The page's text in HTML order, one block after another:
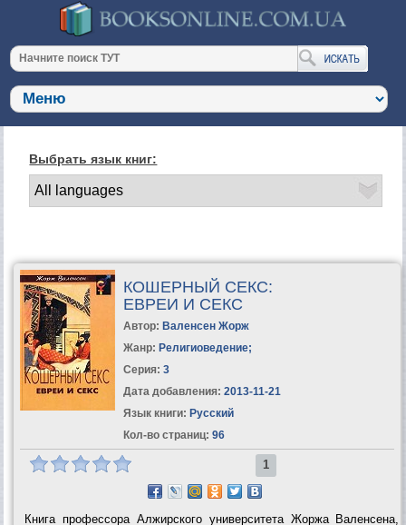
Выбрать язык книг:
КОШЕРНЫЙ СЕКС:
ЕВРЕИ И СЕКС
Автор: Валенсен Жорж
Жанр: Религиоведение;
Серия: 3
Дата добавления: 2013-11-21
Язык книги: Русский
Кол-во страниц: 96
1
Книга профессора Алжирского университета Жоржа Валенсена,